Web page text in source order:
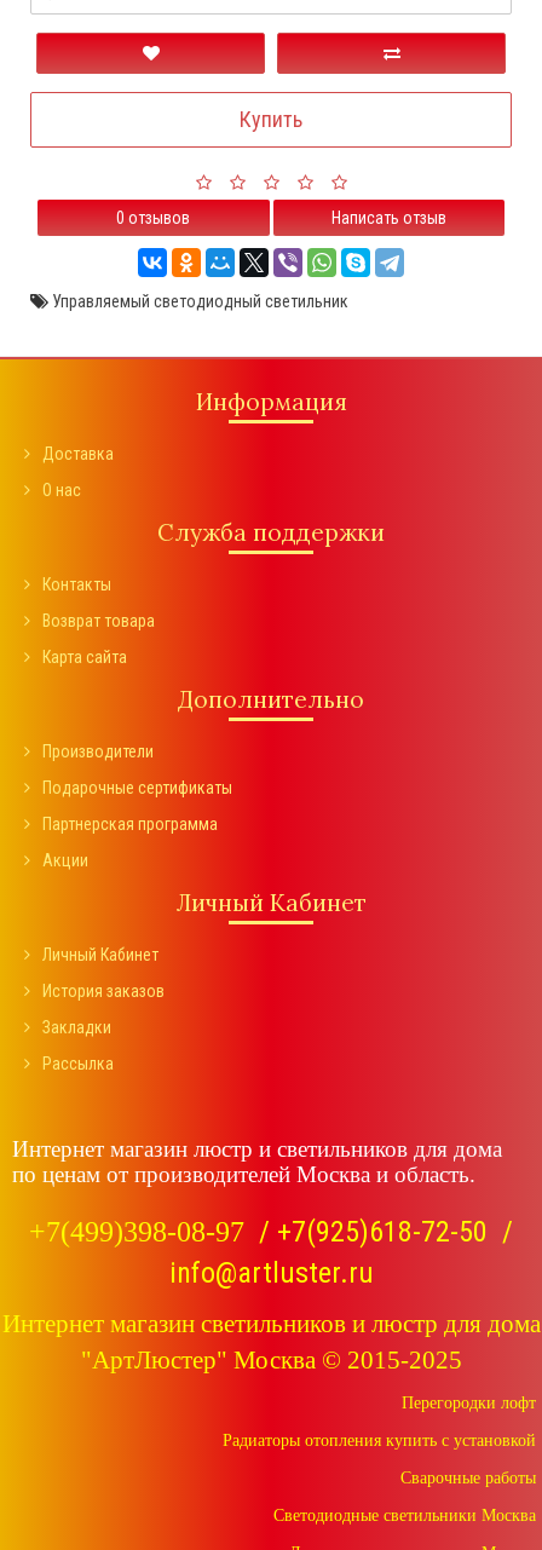
Купить
0 отзывов Написать отзыв
Управляемый светодиодный светильник
Информация
Доставка
О нас
Служба поддержки
Контакты
Возврат товара
Карта сайта
Дополнительно
Производители
Подарочные сертификаты
Партнерская программа
Акции
Личный Кабинет
Личный Кабинет
История заказов
Закладки
Рассылка
Интернет магазин люстр и светильников для дома
по ценам от производителей Москва и область.
+7(499)398-08-97 / +7(925)618-72-50 /
info@artluster.ru
Интернет магазин светильников и люстр для дома
"АртЛюстер" Москва © 2015-2025
Перегородки лофт
Радиаторы отопления купить с установкой
Сварочные работы
Светодиодные светильники Москва